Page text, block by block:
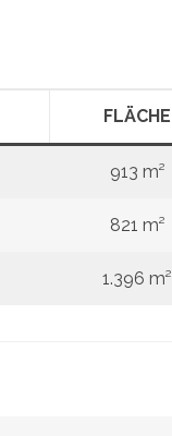
FLÄCHE
913 m²
821 m²
1.396 m²